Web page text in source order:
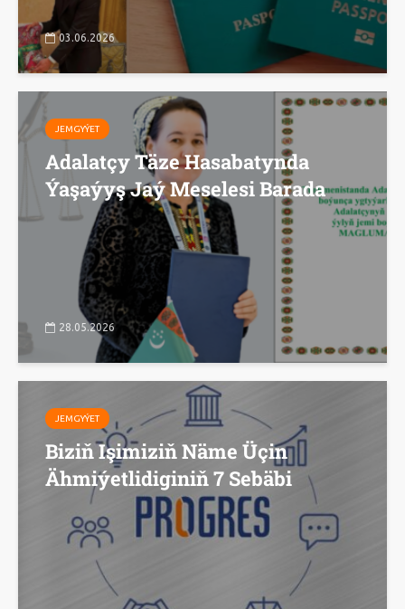
03.06.2026
JEMGYÝET
Adalatçy Täze Hasabatynda
Ýaşaýyş Jaý Meselesi Barada
28.05.2026
JEMGYÝET
Biziň Işimiziň Näme Üçin
Ähmiýetlidiginiň 7 Sebäbi